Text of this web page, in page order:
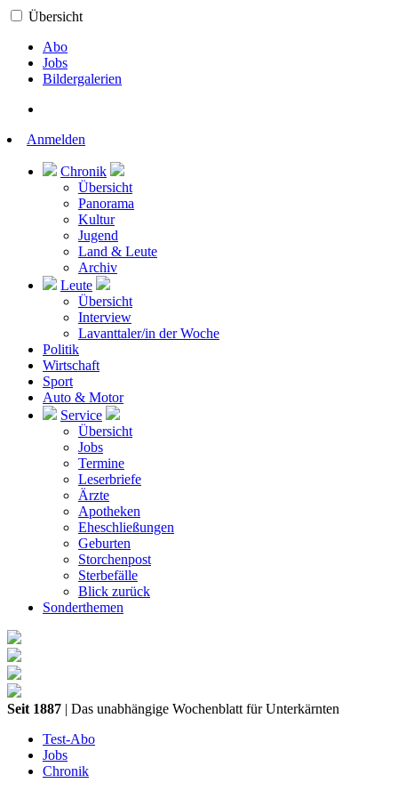
Übersicht
Abo
Jobs
Bildergalerien
Anmelden
Chronik
Übersicht
Panorama
Kultur
Jugend
Land & Leute
Archiv
Leute
Übersicht
Interview
Lavanttaler/in der Woche
Politik
Wirtschaft
Sport
Auto & Motor
Service
Übersicht
Jobs
Termine
Leserbriefe
Ärzte
Apotheken
Eheschließungen
Geburten
Storchenpost
Sterbefälle
Blick zurück
Sonderthemen
Seit 1887 | Das unabhängige Wochenblatt für Unterkärnten
Test-Abo
Jobs
Chronik